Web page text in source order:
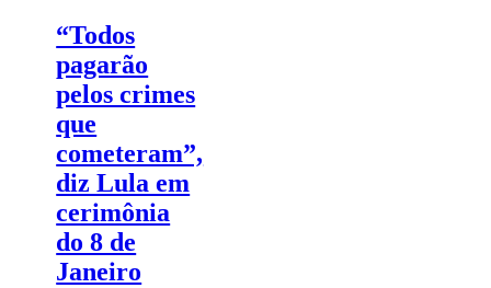
“Todos
pagarão
pelos crimes
que
cometeram”,
diz Lula em
cerimônia
do 8 de
Janeiro